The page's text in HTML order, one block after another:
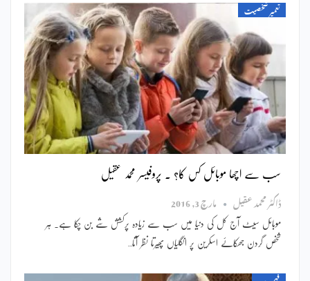
تعمیر شخصیت
سب سے اچھا موبائل کس کا؟ ۔ پروفیسر محمد عقیل
ڈاکٹر محمد عقیل مارچ 3, 2016
موبائل سیٹ آج کل کی دنیا میں سب سے زیادہ پرکشش شے بن چکا ہے۔ ہر
شخص گردن جھکائے اسکرین پر انگلیاں پھیرتا نظر آتا…